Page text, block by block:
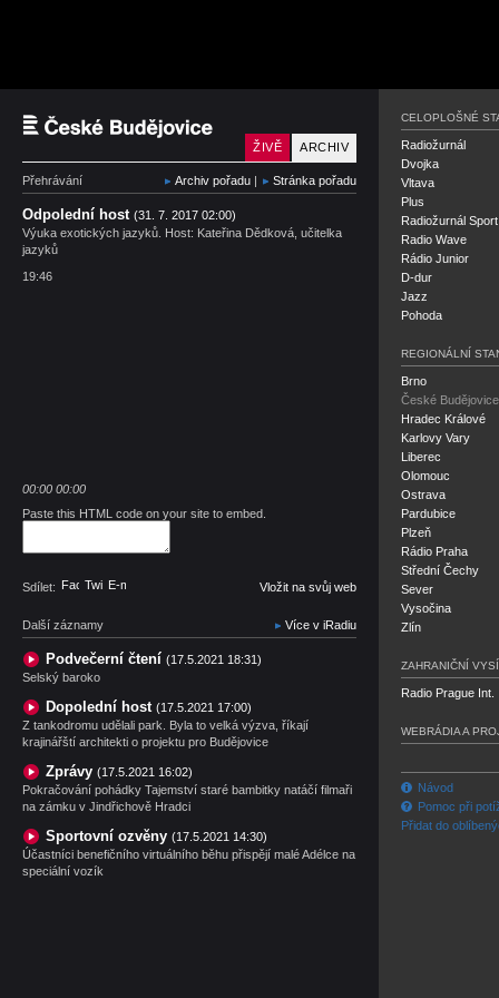
Český rozhlas České
ARCHIV
ŽIVĚ
Přehrávání Archiv pořadu | Stránka pořadu
Odpolední host (31. 7. 2017 02:00)
Výuka exotických jazyků. Host: Kateřina Dědková, učitelka
jazyků
19:46
00:00 00:00
Paste this HTML code on your site to embed.
Sdílet: Facebook
TwitterE-mail Vložit na svůj web
Další záznamy Více v iRadiu
Podvečerní čtení (17.5.2021 18:31)
Selský baroko
Dopolední host (17.5.2021 17:00)
Z tankodromu udělali park. Byla to velká výzva, říkají
krajinářští architekti o projektu pro Budějovice
Zprávy (17.5.2021 16:02)
Pokračování pohádky Tajemství staré bambitky natáčí filmaři
na zámku v Jindřichově Hradci
Sportovní ozvěny (17.5.2021 14:30)
Účastníci benefičního virtuálního běhu přispějí malé Adélce na
speciální vozík
CELOPLOŠNÉ
Radiožurnál
Dvojka
Vltava
Plus
Radiožurnál Sport
Radio Wave
Rádio Junior
D-dur
Jazz
Pohoda
REGIONÁLNÍ
Brno
České Budějovice
Hradec Králové
Karlovy Vary
Liberec
Olomouc
Ostrava
Pardubice
Plzeň
Rádio Praha
Střední Čechy
Sever
Vysočina
Zlín
ZAHRANIČNÍ
Radio Prague Int.
WEBRÁDIA A
Návod
Pomoc při
Přidat do